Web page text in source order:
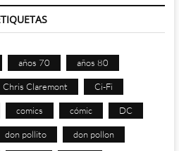
años 70 años 80
Chris Claremont Ci-Fi
comics cómic DC
don pollito don pollon